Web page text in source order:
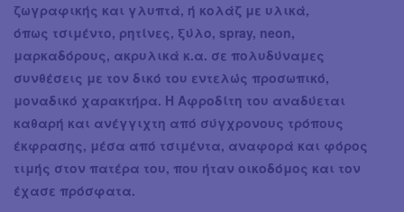
ζωγραφικής και γλυπτά, ή κολάζ με υλικά,
όπως τσιμέντο, ρητίνες, ξύλο, spray, neon,
μαρκαδόρους, ακρυλικά κ.α. σε πολυδύναμες
συνθέσεις με τον δικό του εντελώς προσωπικό,
μοναδικό χαρακτήρα. Η Αφροδίτη του αναδύεται
καθαρή και ανέγγιχτη από σύγχρονους τρόπους
έκφρασης, μέσα από τσιμέντα, αναφορά και φόρος
τιμής στον πατέρα του, που ήταν οικοδόμος και τον
έχασε πρόσφατα.